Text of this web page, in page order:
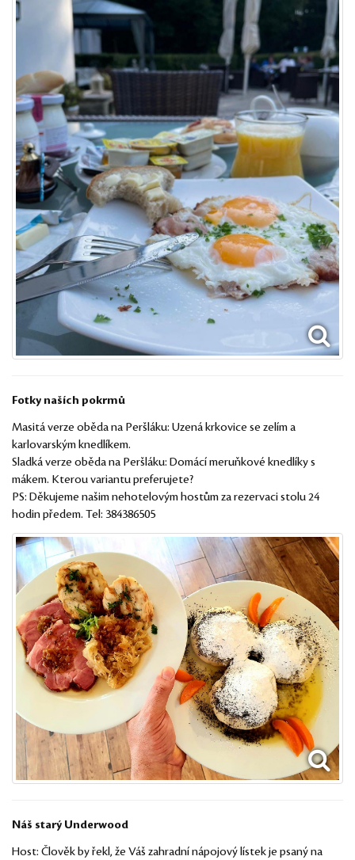
Fotky naších pokrmů
Masitá verze oběda na Peršláku: Uzená krkovice se zelím a
karlovarským knedlíkem.
Sladká verze oběda na Peršláku: Domácí meruňkové knedlíky s
mákem. Kterou variantu preferujete?
PS: Děkujeme našim nehotelovým hostům za rezervaci stolu 24
hodin předem. Tel: 384386505
Náš starý Underwood
Host: Člověk by řekl, že Váš zahradní nápojový lístek je psaný na